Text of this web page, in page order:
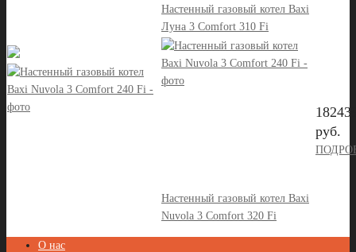
Настенный газовый котел Baxi
Луна 3 Comfort 310 Fi
Настенный газовый котел Baxi
Nuvola 3 Comfort 320 Fi
руб.
О нас